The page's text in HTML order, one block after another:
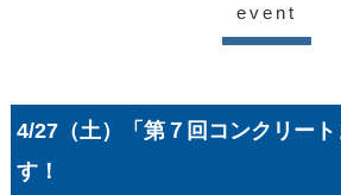
event
4/27（土）「第７回コンクリー
す！